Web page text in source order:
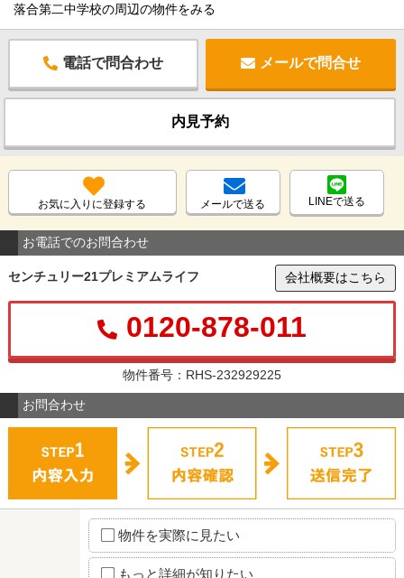
落合第二中学校の周辺の物件をみる
電話で問合わせ メールで問合せ
内見予約
お気に入りに登録する メールで送る LINEで送る
お電話でのお問合わせ
センチュリー21プレミアムライフ 会社概要はこちら
0120-878-011
物件番号：RHS-232929225
お問合わせ
物件を実際に見たい
もっと詳細が知りたい